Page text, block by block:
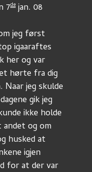
7
de jan. 08
jeg først
igaaraftes
her og var
hørte fra dig
Naar jeg skulde
gik jeg
ikke holde
og om
husked at
igjen
for at der var